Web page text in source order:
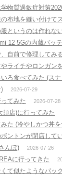
物質過敏症対策
布地を縫い付けて
というのは作れな
12 5Gの内蔵バッ
自前で修理してみ
ライチやロンガン
ろ食べてみた (ス
2026-07-29
てみた 2026-07-28
須店)に行ってみた
た (冷やしかつ丼
ントンが閉店して
んぼ)
2026-07-26
に行ってきた
て似たようなパッ